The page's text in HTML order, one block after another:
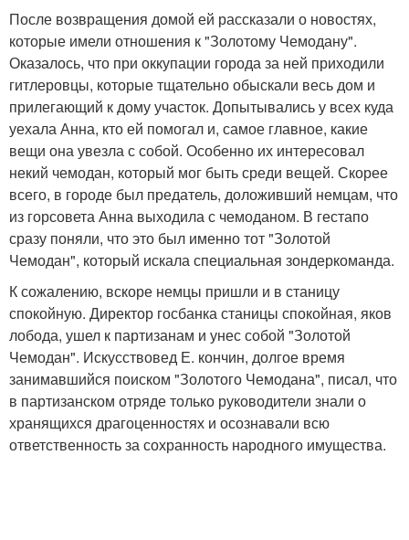
После возвращения домой ей рассказали о новостях,
которые имели отношения к "Золотому Чемодану".
Оказалось, что при оккупации города за ней приходили
гитлеровцы, которые тщательно обыскали весь дом и
прилегающий к дому участок. Допытывались у всех куда
уехала Анна, кто ей помогал и, самое главное, какие
вещи она увезла с собой. Особенно их интересовал
некий чемодан, который мог быть среди вещей. Скорее
всего, в городе был предатель, доложивший немцам, что
из горсовета Анна выходила с чемоданом. В гестапо
сразу поняли, что это был именно тот "Золотой
Чемодан", который искала специальная зондеркоманда.
К сожалению, вскоре немцы пришли и в станицу
спокойную. Директор госбанка станицы спокойная, яков
лобода, ушел к партизанам и унес собой "Золотой
Чемодан". Искусствовед Е. кончин, долгое время
занимавшийся поиском "Золотого Чемодана", писал, что
в партизанском отряде только руководители знали о
хранящихся драгоценностях и осознавали всю
ответственность за сохранность народного имущества.